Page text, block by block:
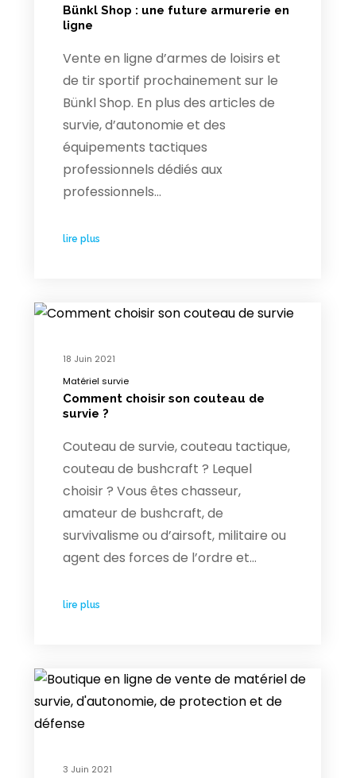
Bünkl Shop : une future armurerie en
ligne
Vente en ligne d’armes de loisirs et
de tir sportif prochainement sur le
Bünkl Shop. En plus des articles de
survie, d’autonomie et des
équipements tactiques
professionnels dédiés aux
professionnels…
lire plus
18 Juin 2021
Matériel survie
Comment choisir son couteau de
survie ?
Couteau de survie, couteau tactique,
couteau de bushcraft ? Lequel
choisir ? Vous êtes chasseur,
amateur de bushcraft, de
survivalisme ou d’airsoft, militaire ou
agent des forces de l’ordre et…
lire plus
3 Juin 2021